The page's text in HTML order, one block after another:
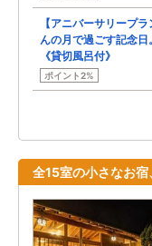
【アニバーサリープ
んの月で過ごす記念
《貸切風呂付》
ポイント2%
全15室の小さなお